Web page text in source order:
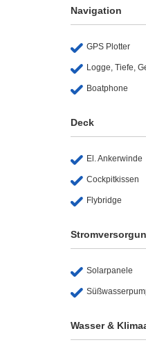
Navigation
GPS Plotter
Logge, Tiefe,
Boatphone
Deck
El. Ankerwinde
Cockpitkissen
Flybridge
Solarpanele
Wasser &